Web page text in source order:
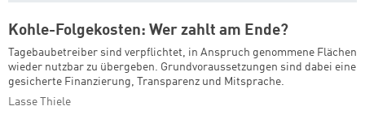
Kohle-Folgekosten: Wer zahlt am Ende?
Tagebaubetreiber sind verpflichtet, in Anspruch genommene Flächen
wieder nutzbar zu übergeben. Grundvoraussetzungen sind dabei eine
gesicherte Finanzierung, Transparenz und Mitsprache.
Lasse Thiele